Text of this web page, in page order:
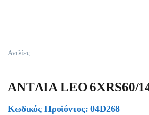
Αντλίες
ANTΛIA LEO 6XRS60/
Κωδικός Προϊόντος: 04D268